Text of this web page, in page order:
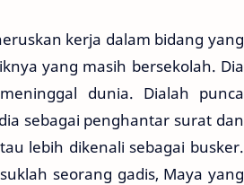
kerja dalam bidang yang
yang masih bersekolah. Dia
dunia. Dialah punca
sebagai penghantar surat dan
lebih dikenali sebagai busker.
seorang gadis, Maya yang